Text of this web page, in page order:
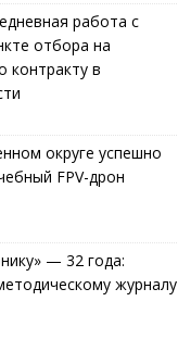
работа с
отбора на
контракту в
округе успешно
FPV-дрон
— 32 года:
журналу